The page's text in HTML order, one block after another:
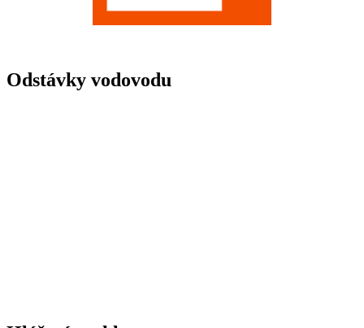
Odstávky vodovodu